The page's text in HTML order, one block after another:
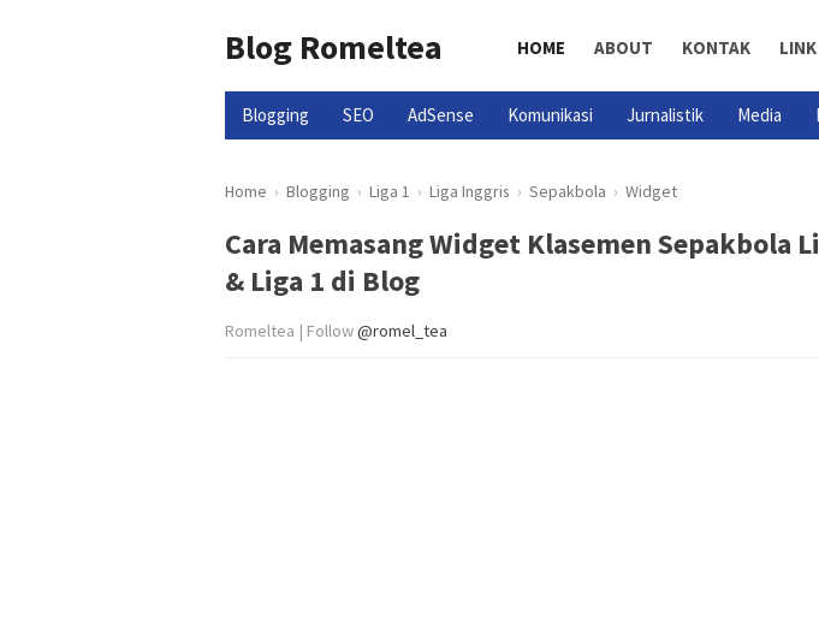
Blog Romeltea HOME ABOUT KONTAK LINK
Blogging SEO AdSense Komunikasi Jurnalistik Media
Home › Blogging › Liga 1 › Liga Inggris › Sepakbola › Widget
Cara Memasang Widget Klasemen Sepakbola
& Liga 1 di Blog
Romeltea | Follow@romel_tea